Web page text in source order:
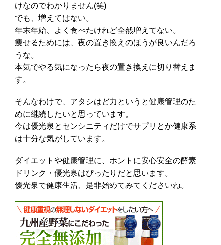
けなのでわかりません(笑)
でも、増えてはない。
年末年始、よく食べたけれど全然増えてない。
痩せるためには、夜の置き換えのほうが良いんだろ
うな。
本気でやる気になったら夜の置き換えに切り替えま
す。
そんなわけで、アタシはど力というと健康管理のた
めに継続したいと思っています。
今は優光泉とセンシニティだけでサプリとか健康系
は十分な気がしています。
ダイエットや健康管理に、ホントに安心安全の酵素
ドリンク・優光泉はぴったりだと思います。
優光泉で健康生活、是非始めてみてくださいね。